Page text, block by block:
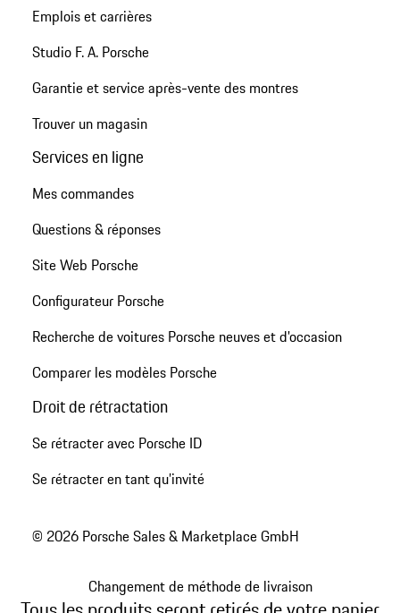
Emplois et carrières
Studio F. A. Porsche
Garantie et service après-vente des montres
Trouver un magasin
Services en ligne
Mes commandes
Questions & réponses
Site Web Porsche
Configurateur Porsche
Recherche de voitures Porsche neuves et d'occasion
Comparer les modèles Porsche
Droit de rétractation
Se rétracter avec Porsche ID
Se rétracter en tant qu’invité
© 2026 Porsche Sales & Marketplace GmbH
Changement de méthode de livraison